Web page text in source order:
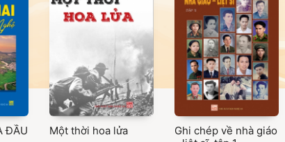
ĐẦU
Một thời hoa lửa
Ghi chép về nhà giáo